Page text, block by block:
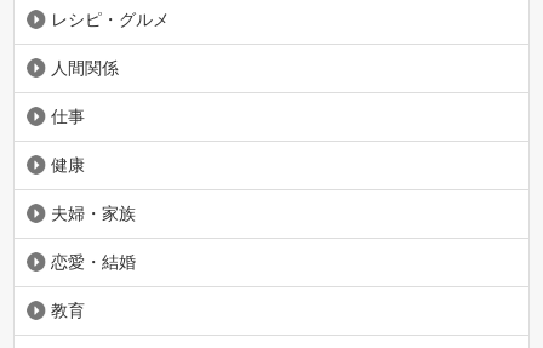
レシピ・グルメ
人間関係
仕事
健康
夫婦・家族
恋愛・結婚
教育